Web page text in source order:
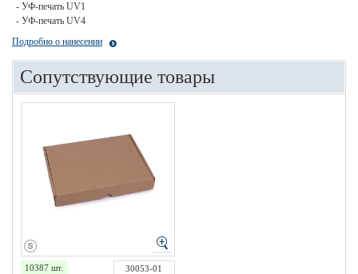
- УФ-печать UV1
- УФ-печать UV4
Подробно о нанесении
Сопутствующие товары
10387 шт.
30053-01